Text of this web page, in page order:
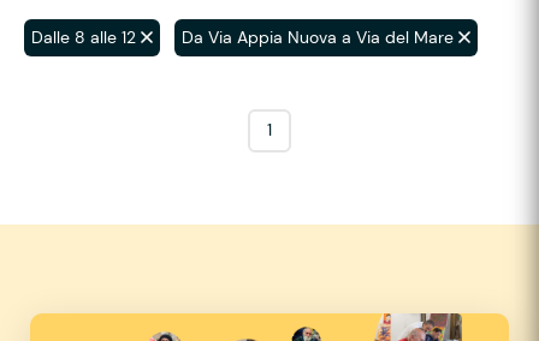
Dalle 8 alle 12 Da Via Appia Nuova a Via del Mare
1